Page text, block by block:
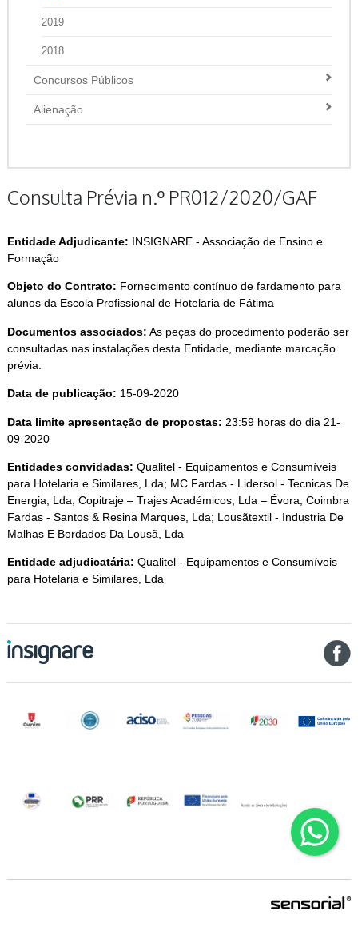
2019
2018
Concursos Públicos
Alienação
Consulta Prévia n.º PR012/2020/GAF
Entidade Adjudicante: INSIGNARE - Associação de Ensino e
Formação
Objeto do Contrato: Fornecimento contínuo de fardamento para
alunos da Escola Profissional de Hotelaria de Fátima
Documentos associados: As peças do procedimento poderão ser
consultadas nas instalações desta Entidade, mediante marcação
prévia.
Data de publicação: 15-09-2020
Data limite apresentação de propostas: 23:59 horas do dia 21-
09-2020
Entidades convidadas: Qualitel - Equipamentos e Consumíveis
para Hotelaria e Similares, Lda; MC Fardas - Lidersol - Tecnicas De
Energia, Lda; Copitraje – Trajes Académicos, Lda – Évora; Coimbra
Fardas - Santos & Resina Marques, Lda; Lousãtextil - Industria De
Malhas E Bordados Da Lousã, Lda
Entidade adjudicatária: Qualitel - Equipamentos e Consumíveis
para Hotelaria e Similares, Lda